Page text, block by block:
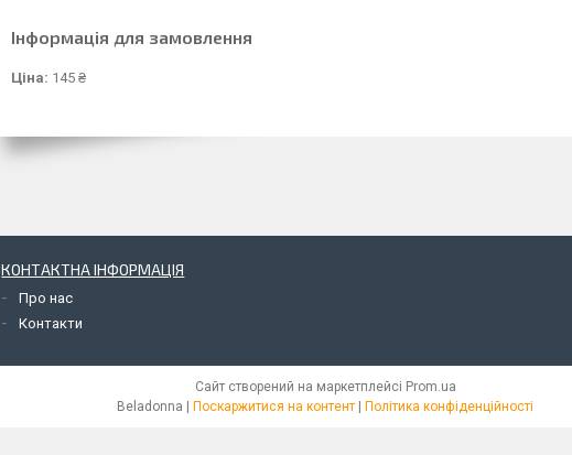
Інформація для замовлення
Ціна: 145 ₴
КОНТАКТНА ІНФОРМАЦІЯ
Про нас
Контакти
Сайт створений на маркетплейсі Prom.ua
Beladonna | Поскаржитися на контент | Політика конфіденційності